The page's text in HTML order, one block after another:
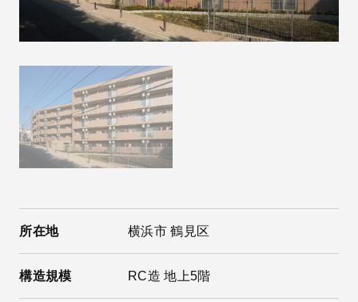
所在地 横浜市 鶴見区
構造規模 RC造 地上5階